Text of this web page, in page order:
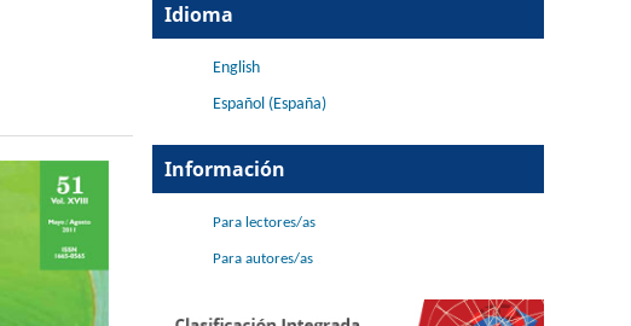
Idioma
English
Español (España)
Información
Para lectores/as
Para autores/as